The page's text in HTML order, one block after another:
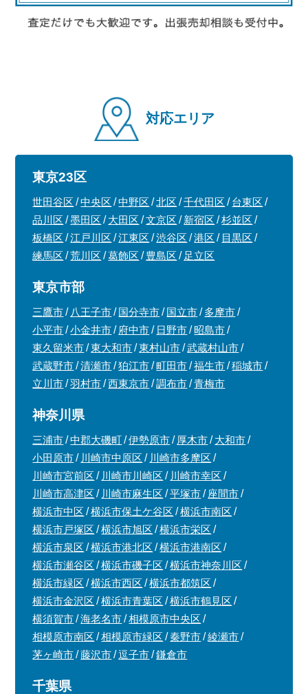
対応エリア
東京23区
世田谷区 中央区 中野区 北区 千代田区
台東区
品川区
墨田区 大田区 文京区 新宿区
杉並区
板橋区
江戸川区 江東区 渋谷区 港区
目黒区
練馬区
荒川区 葛飾区 豊島区 足立区
東京市部
三鷹市 八王子市 国分寺市 国立市
多摩市
小平市
小金井市 府中市 日野市
昭島市
東久留米市
東大和市 東村山市
武蔵村山市
武蔵野市
清瀬市 狛江市 町田市 福生市
稲城市
立川市
羽村市 西東京市 調布市 青梅市
神奈川県
三浦市 中郡大磯町 伊勢原市 厚木市
大和市
小田原市
川崎市中原区
川崎市多摩区
川崎市宮前区
川崎市川崎区
川崎市幸区
川崎市高津区
川崎市麻生区 平塚市
座間市
横浜市中区
横浜市保土ケ谷区
横浜市南区
横浜市戸塚区
横浜市旭区
横浜市栄区
横浜市泉区
横浜市港北区
横浜市港南区
横浜市瀬谷区
横浜市磯子区
横浜市神奈川区
横浜市緑区
横浜市西区
横浜市都筑区
横浜市金沢区
横浜市青葉区
横浜市鶴見区
横須賀市
海老名市
相模原市中央区
相模原市南区
相模原市緑区 秦野市
綾瀬市
茅ヶ崎市
藤沢市 逗子市 鎌倉市
千葉県